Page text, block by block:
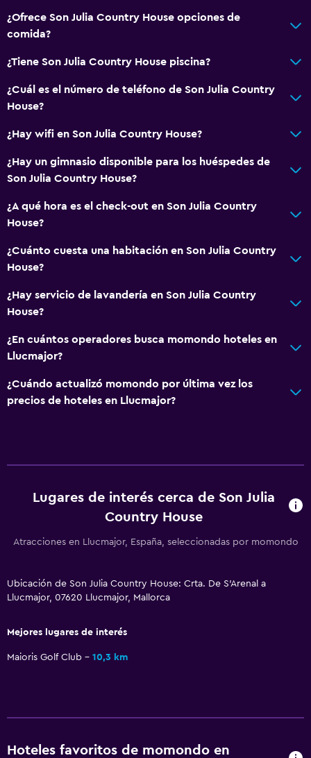
Menús para dietas especiales (bajo petición)
Restaurante
Bar/lounge
La comida se puede entregar en el alojamiento
Minibar
Tetera/cafetera
Cafetera
Baño
Albornoz
Ducha
Bidé
Aseo
Piscina climatizada
Bañera de hidromasaje
Piscina al aire libre
Masajes
Bar en la piscina
¿Ofrece Son Julia Country House opciones de
comida?
¿Tiene Son Julia Country House piscina?
¿Cuál es el número de teléfono de Son Julia Country
House?
¿Hay wifi en Son Julia Country House?
¿Hay un gimnasio disponible para los huéspedes de
Son Julia Country House?
¿A qué hora es el check-out en Son Julia Country
House?
¿Cuánto cuesta una habitación en Son Julia Country
House?
¿Hay servicio de lavandería en Son Julia Country
House?
¿En cuántos operadores busca momondo hoteles en
Llucmajor?
¿Cuándo actualizó momondo por última vez los
precios de hoteles en Llucmajor?
Lugares de interés cerca de Son Julia
Country House
Atracciones en Llucmajor, España, seleccionadas por momondo
Ubicación de Son Julia Country House: Crta. De S'Arenal a
Llucmajor, 07620 Llucmajor, Mallorca
Mejores lugares de interés
Maioris Golf Club 10,3 km
Hoteles favoritos de momondo en